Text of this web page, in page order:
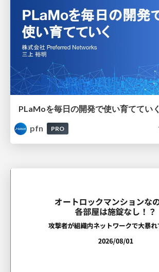
PLaMoを毎日の開発で使い育てていく
pfn
PRO